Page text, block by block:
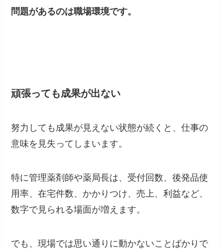
問題があるのは職場環境です。
頑張っても成果が出ない
努力しても成果が見えない状態が続くと、仕事の
意味を見失ってしまいます。
特に管理薬剤師や薬局長は、受付回数、後発品使
用率、在宅件数、かかりつけ、売上、利益など、
数字で見られる場面が増えます。
でも、現場では思い通りに動かないことばかりで